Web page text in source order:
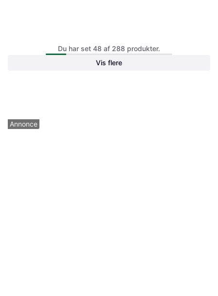
4.8
Samsung Galaxy Tab S11
Dux Ducis Bluetooth
Du har set 48 af 288 produkter.
Vis flere
Annonce